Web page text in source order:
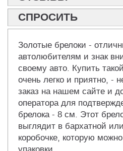
СПРОСИТЬ
Золотые брелоки -
автолюбителям и знак
своему авто. Купить
очень легко и приятно, -
заказ на нашем сайте и
оператора для
брелока - 8 см. Этот
выглядит в бархатной
коробочке, которую